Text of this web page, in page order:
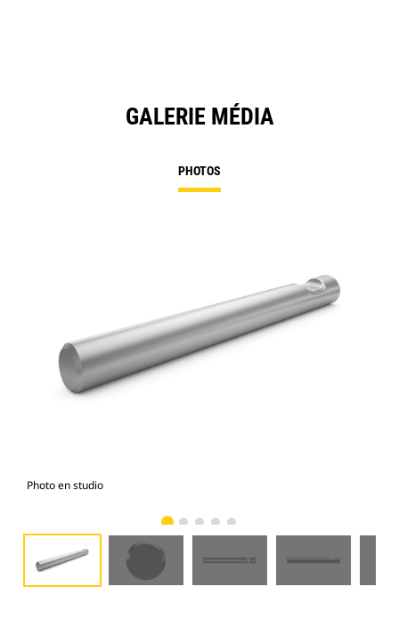
GALERIE MÉDIA
PHOTOS
Photo en studio